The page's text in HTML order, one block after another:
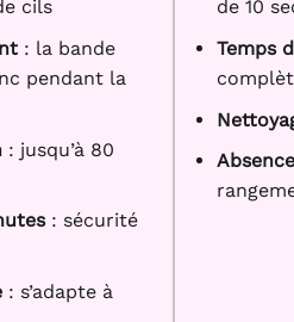
cils
: la bande
pendant la
: jusqu’à 80
: sécurité
: s’adapte à
de 10
Temps